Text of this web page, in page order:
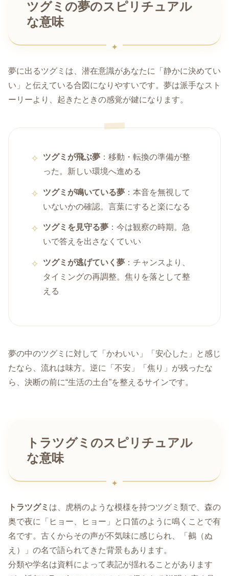
ツグミの夢のスピリチュアル
な意味
夢に出るツグミは、潜在意識があなたに「静かに決めてい
い」と伝えている合図になりやすいです。夢は派手なスト
ーリーより、起きたときの感覚が鍵になります。
ツグミが飛ぶ夢 ：移動・転換の準備が整
った。新しい環境へ進める
ツグミが鳴いている夢 ：本音を無視して
いないかの確認。言葉にすると楽になる
ツグミを見守る夢 ：今は観察の時期。急
いで答えを出さなくていい
ツグミが逃げていく夢 ：チャンスより、
タイミングの再調整。焦りを落として整
える
夢の中のツグミに対して「かわいい」「安心した」と感じ
たなら、流れは味方。逆に「不安」「焦り」が残ったな
ら、決断の前に“生活の土台”を整えるサインです。
トラツグミのスピリチュアル
な意味
トラツグミ は、虎柄のような模様を持つツグミ類で、森の
奥で夜に「ヒョー、ヒョー」と口笛のように鳴くことで有
名です。古くからその声が不気味に感じられ、「鵺（ぬ
え）」の名で語られてきた背景もあります。
分類や学名は資料によって表記が揺れることがあります